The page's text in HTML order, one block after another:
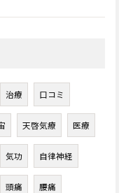
治療 口コミ
天啓気療 医療
気功 自律神経
頭痛 腰痛